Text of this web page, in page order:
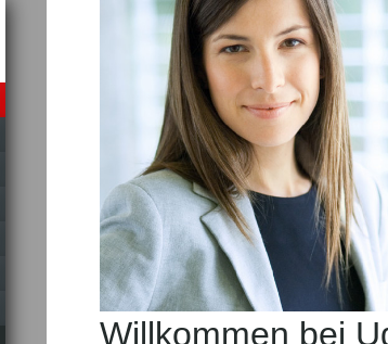
Willkommen bei